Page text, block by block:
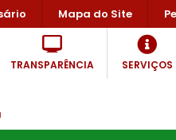
Mapa do Site
TRANSPARÊNCIA SERVIÇOS